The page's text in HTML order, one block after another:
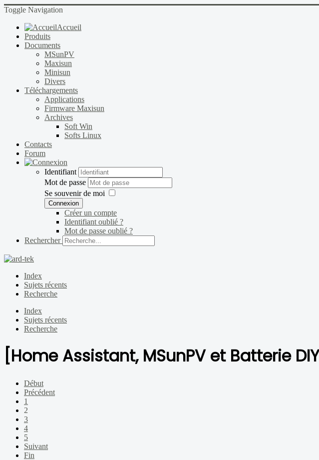
Toggle Navigation
Accueil
Produits
Documents
MSunPV
Maxisun
Minisun
Divers
Téléchargements
Applications
Firmware Maxisun
Archives
Soft Win
Softs Linux
Contacts
Forum
Identifiant
Mot de passe
Se souvenir de moi
Connexion
Créer un compte
Identifiant oublié ?
Mot de passe oublié ?
Rechercher
Index
Sujets récents
Recherche
Index
Sujets récents
Recherche
[Home Assistant, MSunPV et Batterie
Début
Précédent
1
2
3
4
5
Suivant
Fin